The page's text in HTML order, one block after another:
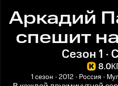
Аркадий
спешит
Сезон 1 ·
8.0
1 сезон 2012 Россия